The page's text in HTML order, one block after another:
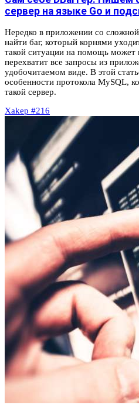
сервер на языке Go и
Нередко в приложении со сложной
найти баг, который корнями
такой ситуации на помощь может
перехватит все запросы из
удобочитаемом виде. В этой
особенности протокола MySQL,
такой сервер.
Xakep #216